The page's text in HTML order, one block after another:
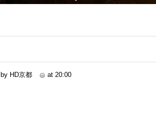
by HD京都 at 20:00